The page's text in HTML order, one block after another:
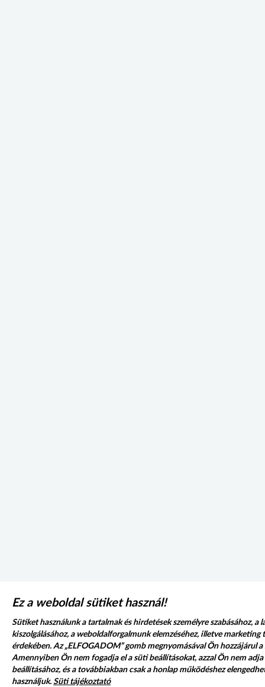
Ez a weboldal sütiket használ!
Sütiket használunk a tartalmak és hirdetések személyre szabásához, a
kiszolgálásához, a weboldalforgalmunk elemzéséhez, illetve marketing
érdekében. Az „ELFOGADOM” gomb megnyomásával Ön hozzájárul
Amennyiben Ön nem fogadja el a süti beállításokat, azzal Ön nem
beállításához, és a továbbiakban csak a honlap működéshez
használjuk.Süti tájékoztató